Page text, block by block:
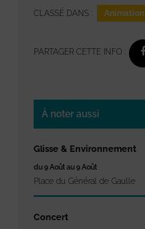
CLASSÉ DANS : Animation
PARTAGER CETTE INFO :
À noter aussi
Glisse & Environnement
du 9 Août au 9 Août
Place du Général de Gaulle
Concert